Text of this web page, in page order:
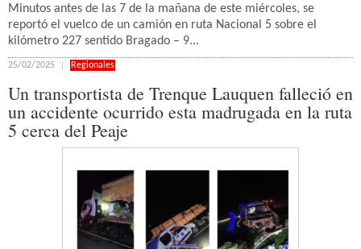
Minutos antes de las 7 de la mañana de este miércoles, se
reportó el vuelco de un camión en ruta Nacional 5 sobre el
kilómetro 227 sentido Bragado – 9...
25/02/2025 Regionales
Un transportista de Trenque Lauquen falleció en
un accidente ocurrido esta madrugada en la ruta
5 cerca del Peaje